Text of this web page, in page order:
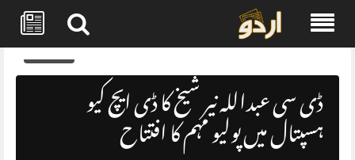
Skip
content
0
ڈی سی عبداللہ نیر شیخ کا ڈی ایچ کیو
ہسپتال میں پولیو مہم کا افتتاح